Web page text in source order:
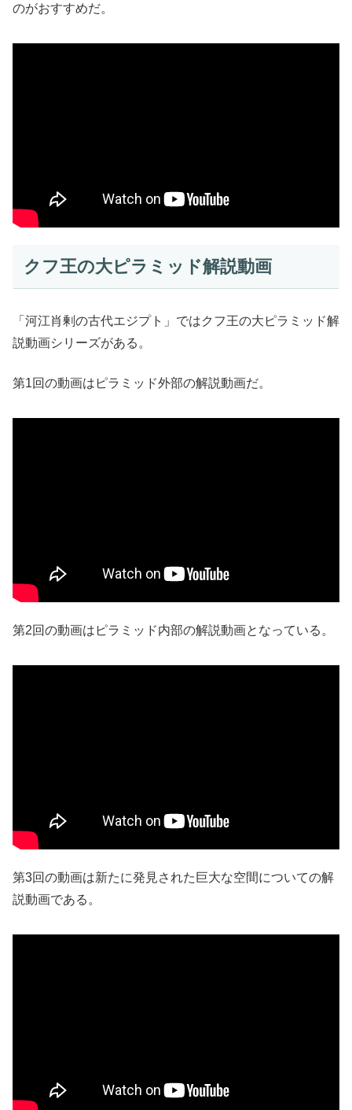
のがおすすめだ。
クフ王の大ピラミッド解説動画
「河江肖剰の古代エジプト」ではクフ王の大ピラミッド解
説動画シリーズがある。
第1回の動画はピラミッド外部の解説動画だ。
第2回の動画はピラミッド内部の解説動画となっている。
第3回の動画は新たに発見された巨大な空間についての解
説動画である。